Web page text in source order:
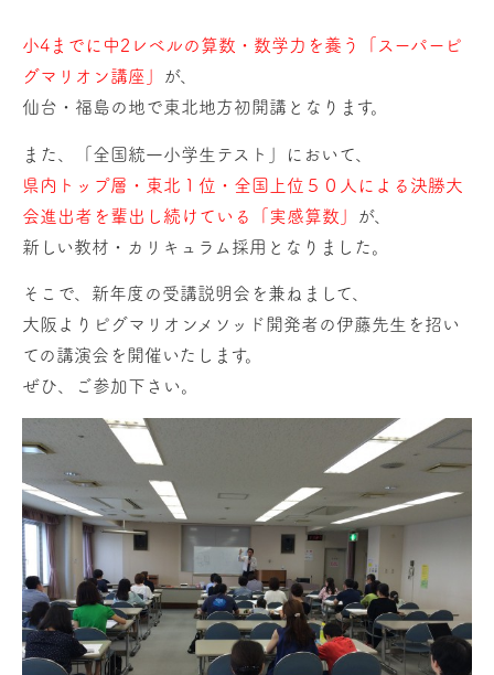
小4までに中2レベルの算数・数学力を養う「スーパーピ
グマリオン講座」
が、
仙台・福島の地で東北地方初開講となります。
また、「全国統一小学生テスト」において、
県内トップ層・東北１位・全国上位５０人による決勝大
会進出者を輩出し続けている「実感算数」
が、
新しい教材・カリキュラム採用となりました。
そこで、新年度の受講説明会を兼ねまして、
大阪よりピグマリオンメソッド開発者の伊藤先生を招い
ての講演会を開催いたします。
ぜひ、ご参加下さい。